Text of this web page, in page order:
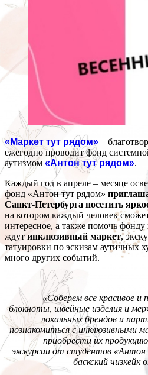
«Маркет тут рядом» –
ежегодно проводит фонд
аутизмом «Антон тут рядом».
Каждый год в апреле – месяце
фонд «Антон тут рядом»
Санкт-Петербурга посетить
на котором каждый человек
интересное, а также помочь фонду
ждут инклюзивный маркет,
татуировки по эскизам аутичных
много других событий.
«Соберем все красивое и
блокноты, швейные изделия и
локальных брендов и
познакомиться с инклюзивными
приобрести их
экскурсии от студентов
баскский чизкейк